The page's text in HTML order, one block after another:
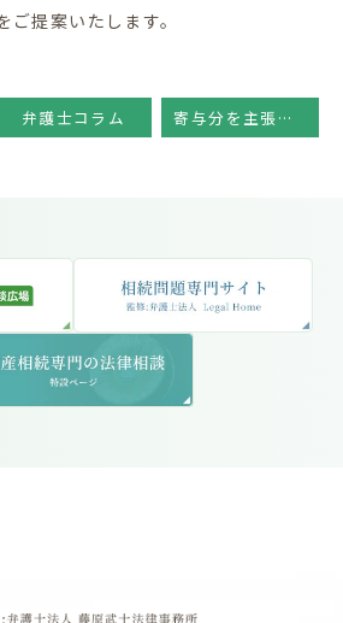
提案いたします。
弁護士コラム 寄与分を主張するには？